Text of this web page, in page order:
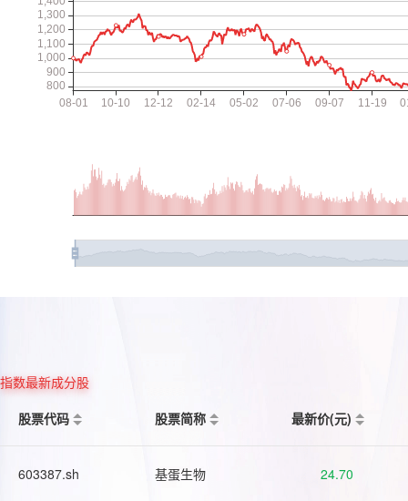
指数最新成分股
股票代码
股票简称 最新价(元)
603387.sh 基蛋生物 24.70